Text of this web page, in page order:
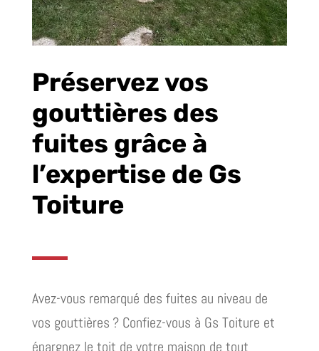
Préservez vos
gouttières des
fuites grâce à
l’expertise de Gs
Toiture
Avez-vous remarqué des fuites au niveau de
vos gouttières ? Confiez-vous à Gs Toiture et
épargnez le toit de votre maison de tout